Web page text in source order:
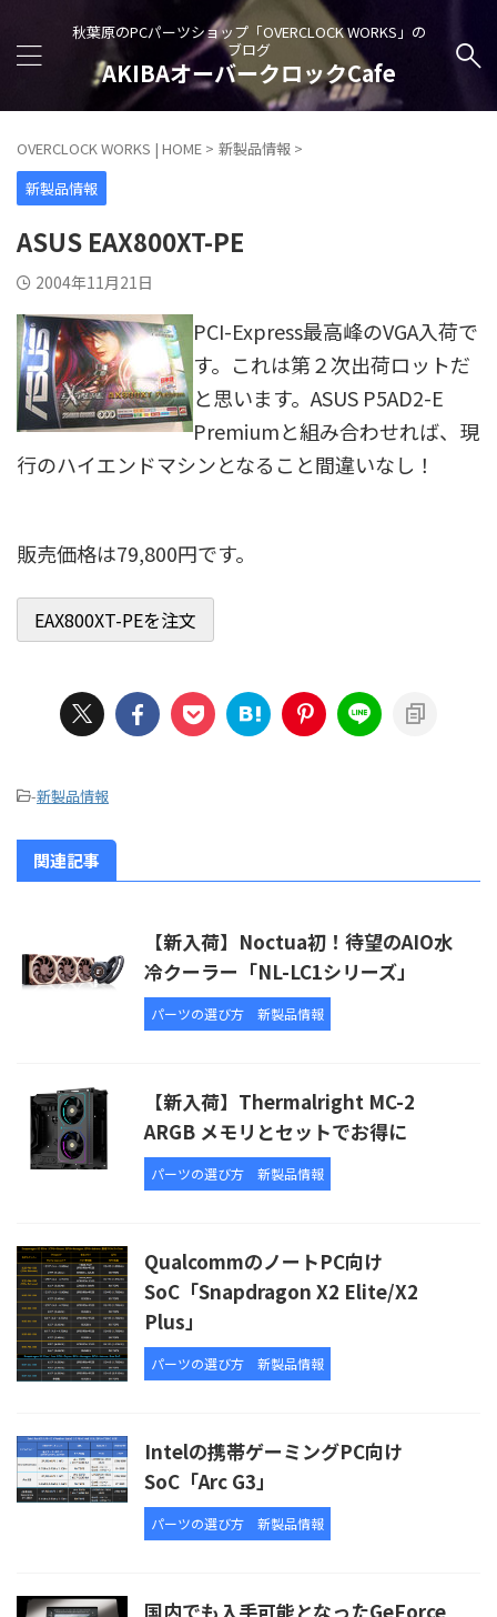
秋葉原のPCパーツショップ「OVERCLOCK WORKS」の
ブログ
AKIBAオーバークロックCafe
OVERCLOCK WORKS | HOME > 新製品情報 >
新製品情報
ASUS EAX800XT-PE
2004年11月21日
PCI-Express最高峰のVGA入荷で
す。これは第２次出荷ロットだ
と思います。ASUS P5AD2-E
Premiumと組み合わせれば、現
行のハイエンドマシンとなること間違いなし！
販売価格は79,800円です。
-新製品情報
関連記事
【新入荷】Noctua初！待望のAIO水
冷クーラー「NL-LC1シリーズ」
パーツの選び方 新製品情報
【新入荷】Thermalright MC-2
ARGB メモリとセットでお得に
パーツの選び方 新製品情報
QualcommのノートPC向け
SoC「Snapdragon X2 Elite/X2
Plus」
パーツの選び方 新製品情報
Intelの携帯ゲーミングPC向け
SoC「Arc G3」
パーツの選び方 新製品情報
国内でも入手可能となったGeForce